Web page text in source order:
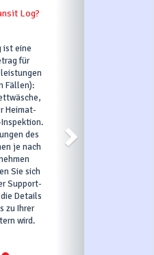
Was Passiert, Wenn Ich Auf
Sobald Sie auf den Button
Jetzt buchen klicken und alle
erforderlichen Felder
ausfüllen, bestätigen wir Ihre
Anfrage und automatisch ist
das gewünschte Boot für 3
Tage unter Option, d.h. in
diesem Zeitraum kann es von
niemand anderem gebucht
werden. Innerhalb dieser 3
Tage müssen Sie, um Ihre
Buchung zu bestätigen, die
erste Zahlung wie im
Zahlungsplan angegeben